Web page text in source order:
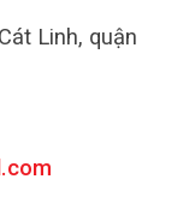
Linh, quận